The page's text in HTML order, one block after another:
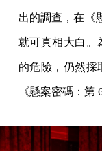
出的調查，在《
就可真相大白。
的危險，仍然採
《懸案密碼：第